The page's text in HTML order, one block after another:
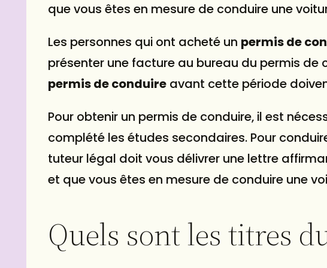
que vous êtes en mesure de conduire une
Les personnes qui ont acheté un permis de
présenter une facture au bureau du permis de
permis de conduire avant cette période
Pour obtenir un permis de conduire, il est
complété les études secondaires. Pour
tuteur légal doit vous délivrer une lettre
et que vous êtes en mesure de conduire une
Quels sont les titres